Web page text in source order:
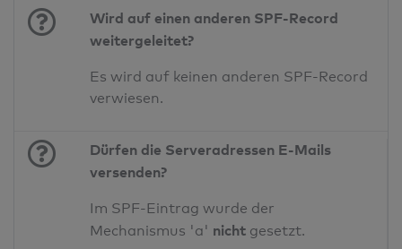
Wird auf einen anderen SPF-Record
weitergeleitet?
Es wird auf keinen anderen SPF-Record
verwiesen.
Dürfen die Serveradressen E-Mails
versenden?
Im SPF-Eintrag wurde der
Mechanismus 'a' nicht gesetzt.